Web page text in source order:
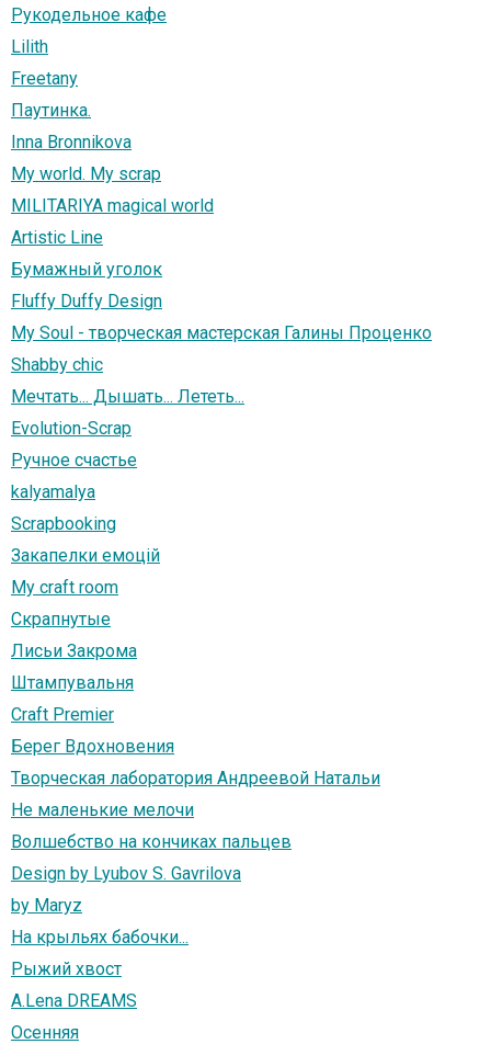
Рукодельное кафе
Lilith
Freetany
Паутинка.
Inna Bronnikova
My world. My scrap
MILITARIYA magical world
Artistic Line
Бумажный уголок
Fluffy Duffy Design
My Soul - творческая мастерская Галины Проценко
Shabby chic
Мечтать... Дышать... Лететь...
Evolution-Scrap
Ручное счастье
kalyamalya
Scrapbooking
Закапелки емоцій
My craft room
Скрапнутые
Лисьи Закрома
Штампувальня
Craft Premier
Берег Вдохновения
Творческая лаборатория Андреевой Натальи
Не маленькие мелочи
Волшебство на кончиках пальцев
Design by Lyubov S. Gavrilova
by Maryz
На крыльях бабочки...
Рыжий хвост
A.Lena DREАMS
Осенняя